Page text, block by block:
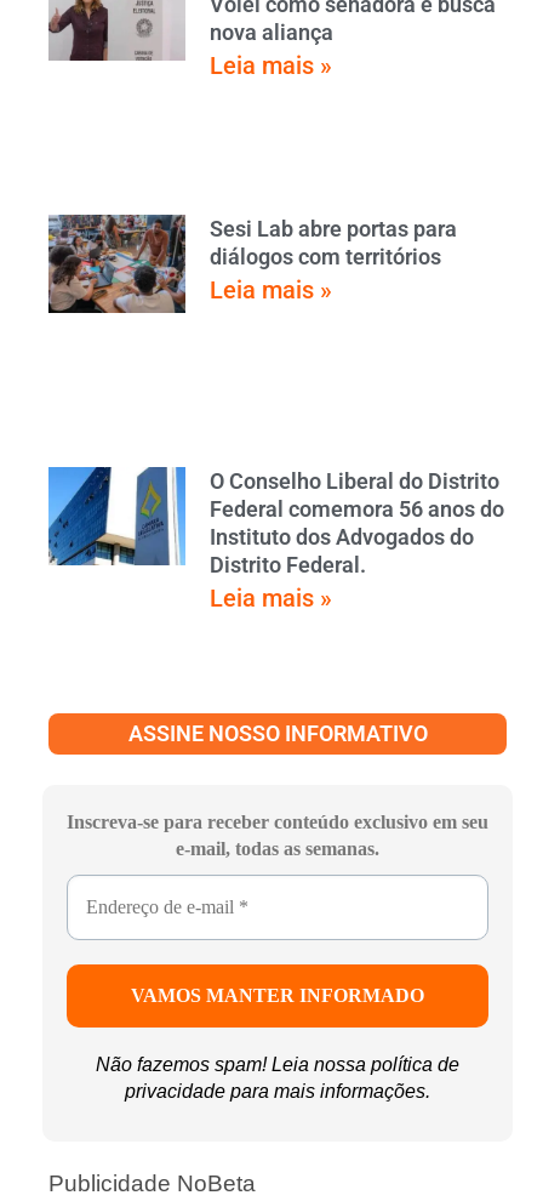
nova aliança
Leia mais »
Sesi Lab abre portas para
diálogos com territórios
Leia mais »
O Conselho Liberal do Distrito
Federal comemora 56 anos do
Instituto dos Advogados do
Distrito Federal.
Leia mais »
ASSINE NOSSO INFORMATIVO
Inscreva-se para receber conteúdo exclusivo em seu
e-mail, todas as semanas.
Não fazemos spam! Leia nossa política de
privacidade para mais informações.
Publicidade NoBeta